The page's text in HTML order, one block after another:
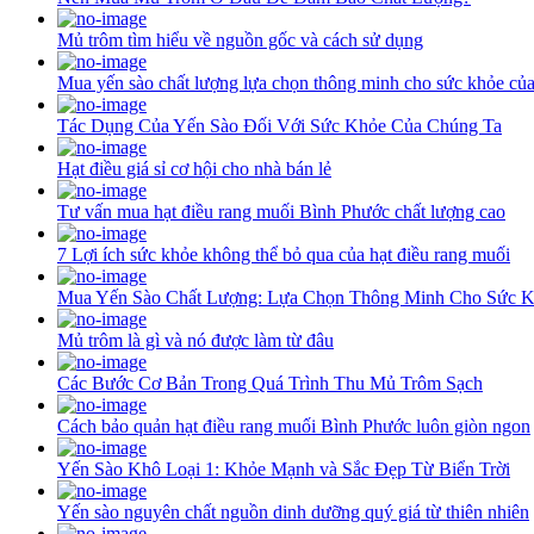
Mủ trôm tìm hiểu về nguồn gốc và cách sử dụng
Mua yến sào chất lượng lựa chọn thông minh cho sức khỏe
Tác Dụng Của Yến Sào Đối Với Sức Khỏe Của Chúng Ta
Hạt điều giá sỉ cơ hội cho nhà bán lẻ
Tư vấn mua hạt điều rang muối Bình Phước chất lượng cao
7 Lợi ích sức khỏe không thể bỏ qua của hạt điều rang muối
Mua Yến Sào Chất Lượng: Lựa Chọn Thông Minh Cho Sức
Mủ trôm là gì và nó được làm từ đâu
Các Bước Cơ Bản Trong Quá Trình Thu Mủ Trôm Sạch
Cách bảo quản hạt điều rang muối Bình Phước luôn giòn ngon
Yến Sào Khô Loại 1: Khỏe Mạnh và Sắc Đẹp Từ Biển Trời
Yến sào nguyên chất nguồn dinh dưỡng quý giá từ thiên nhiên